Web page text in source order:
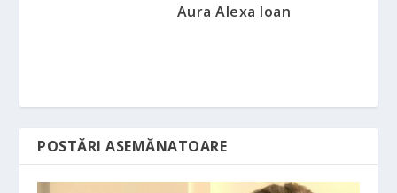
Aura Alexa Ioan
POSTĂRI ASEMĂNATOARE